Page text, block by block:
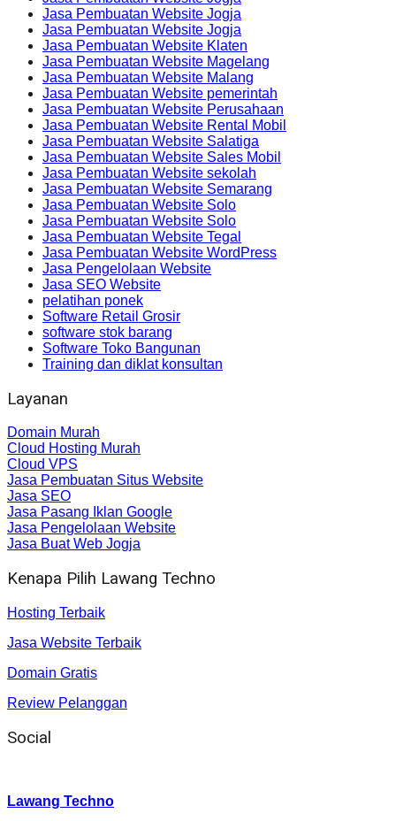
Jasa Pembuatan Website Jogja
Jasa Pembuatan Website Jogja
Jasa Pembuatan Website Klaten
Jasa Pembuatan Website Magelang
Jasa Pembuatan Website Malang
Jasa Pembuatan Website pemerintah
Jasa Pembuatan Website Perusahaan
Jasa Pembuatan Website Rental Mobil
Jasa Pembuatan Website Salatiga
Jasa Pembuatan Website Sales Mobil
Jasa Pembuatan Website sekolah
Jasa Pembuatan Website Semarang
Jasa Pembuatan Website Solo
Jasa Pembuatan Website Solo
Jasa Pembuatan Website Tegal
Jasa Pembuatan Website WordPress
Jasa Pengelolaan Website
Jasa SEO Website
pelatihan ponek
Software Retail Grosir
software stok barang
Software Toko Bangunan
Training dan diklat konsultan
Layanan
Domain Murah
Cloud Hosting Murah
Cloud VPS
Jasa Pembuatan Situs Website
Jasa SEO
Jasa Pasang Iklan Google
Jasa Pengelolaan Website
Jasa Buat Web Jogja
Kenapa Pilih Lawang Techno
Hosting Terbaik
Jasa Website Terbaik
Domain Gratis
Review Pelanggan
Social
Lawang Techno